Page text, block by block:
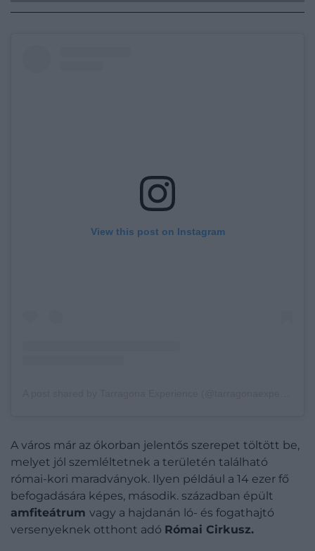
View this post on Instagram
A város már az ókorban jelentős szerepet töltött be,
melyet jól szemléltetnek a területén található
római-kori maradványok. Ilyen például a 14 ezer fő
befogadására képes, második. században épült
amfiteátrum vagy a hajdanán ló- és fogathajtó
versenyeknek otthont adó Római Cirkusz.